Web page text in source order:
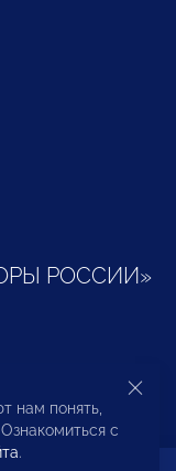
РОССИИ»
и
нам понять,
с
.